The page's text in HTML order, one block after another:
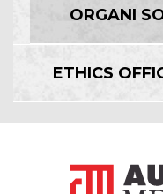
ORGANI
ETHICS